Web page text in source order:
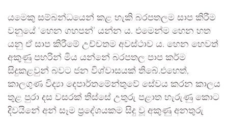
යමෙකු සම්බන්ධයෙන් කළ හැකි බරපතලම සාප කිරීම
වනුයේ ‘හෙන ගහපන්’ යන්න ය. එමෙන්ම හෙන හත
යනු ඒ සාප කිරීමේ උච්චතම අවස්ථාව ය. හෙන හෙවත්
අකුණු පහරින් මිය යන්නේ බරපතල පාප කර්ම
සිදුකළවුන් බවට ජන විශ්වාසයක් තිබේ.එහෙත්,
කාලගුණ විද්‍යා දෙපාර්තමේන්තුවේ සේවය කරන කාලය
තුළ පුරා දස වසරක් තිස්සේ උතුරු පළාත හැරුණු කොට
දිවයිනේ අන් සෑම ප්‍රදේශයකම සිදු වූ අකුණු අනතුරු